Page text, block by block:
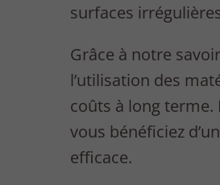
surfaces
Grâce à notre
l’utilisation des
coûts à long terme.
vous bénéficiez
efficace.